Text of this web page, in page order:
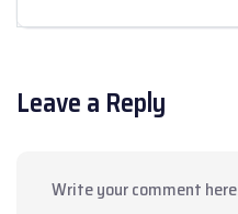
Leave a Reply